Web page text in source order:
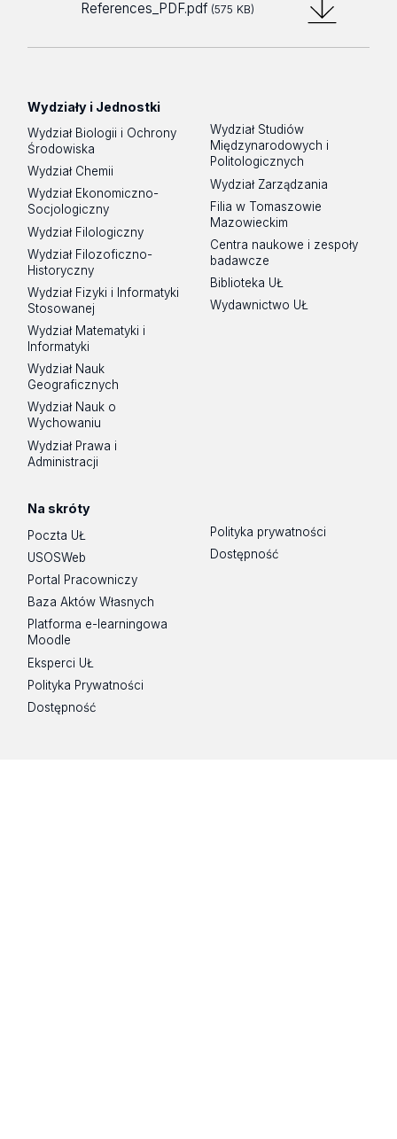
References_PDF.pdf (575 KB)
Wydziały i Jednostki
Wydział Biologii i Ochrony
Środowiska
Wydział Chemii
Wydział Ekonomiczno-
Socjologiczny
Wydział Filologiczny
Wydział Filozoficzno-
Historyczny
Wydział Fizyki i Informatyki
Stosowanej
Wydział Matematyki i
Informatyki
Wydział Nauk
Geograficznych
Wydział Nauk o
Wychowaniu
Wydział Prawa i
Administracji
Wydział Studiów
Międzynarodowych i
Politologicznych
Wydział Zarządzania
Filia w Tomaszowie
Mazowieckim
Centra naukowe i zespoły
badawcze
Biblioteka UŁ
Wydawnictwo UŁ
Na skróty
Poczta UŁ
USOSWeb
Portal Pracowniczy
Baza Aktów Własnych
Platforma e-learningowa
Moodle
Eksperci UŁ
Polityka Prywatności
Dostępność
Polityka prywatności
Dostępność